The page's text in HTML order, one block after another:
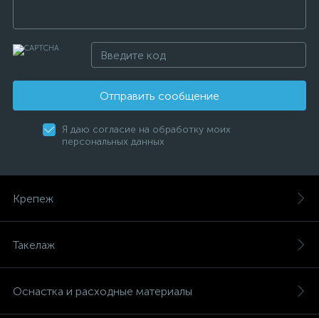
Отправить сообщение
Я даю согласие на обработку моих
персональных данных
Крепеж
Такелаж
Оснастка и расходные материалы